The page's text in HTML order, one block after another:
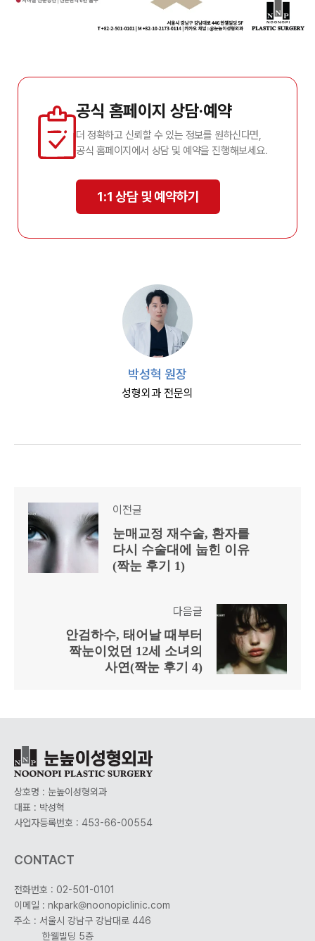
공식 홈페이지 상담·예약
더 정확하고 신뢰할 수 있는 정보를 원하신다면,
공식 홈페이지에서 상담 및 예약을 진행해보세요.
1:1 상담 및 예약하기
박성혁 원장
성형외과 전문의
이전글
눈매교정 재수술, 환자를
다시 수술대에 눕힌 이유
(짝눈 후기 1)
다음글
안검하수, 태어날 때부터
짝눈이었던 12세 소녀의
사연(짝눈 후기 4)
상호명 : 눈높이성형외과
대표 : 박성혁
사업자등록번호 : 453-66-00554
CONTACT
전화번호 : 02-501-0101
이메일 : nkpark@noonopiclinic.com
주소 : 서울시 강남구 강남대로 446
한웰빌딩 5층